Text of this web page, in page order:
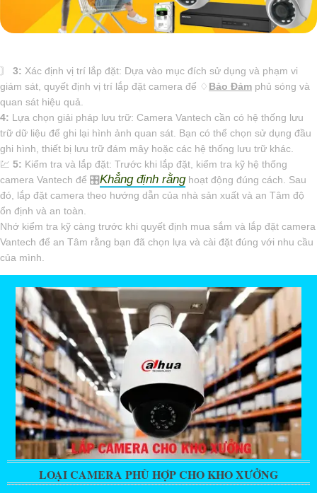
〙 3: Xác định vị trí lắp đặt: Dựa vào mục đích sử dụng và phạm vi
giám sát, quyết định vị trí lắp đặt camera để ♢ Bảo Đảm phủ sóng và
quan sát hiệu quả.
4: Lựa chọn giải pháp lưu trữ: Camera Vantech cần có hệ thống lưu
trữ dữ liệu để ghi lại hình ảnh quan sát. Bạn có thể chọn sử dụng đầu
ghi hình, thiết bị lưu trữ đám mây hoặc các hệ thống lưu trữ khác.
💹 5: Kiểm tra và lắp đặt: Trước khi lắp đặt, kiểm tra kỹ hệ thống
camera Vantech để 🎛Khẳng định rằnghoạt động đúng cách. Sau
đó, lắp đặt camera theo hướng dẫn của nhà sản xuất và an Tâm độ
ổn định và an toàn.
Nhớ kiểm tra kỹ càng trước khi quyết định mua sắm và lắp đặt camera
Vantech để an Tâm rằng bạn đã chọn lựa và cài đặt đúng với nhu cầu
của mình.
LOẠI CAMERA PHÙ HỢP CHO KHO XƯỞNG